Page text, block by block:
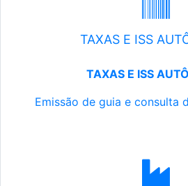
TAXAS E ISS
TAXAS E ISS
Emissão de guia e consulta